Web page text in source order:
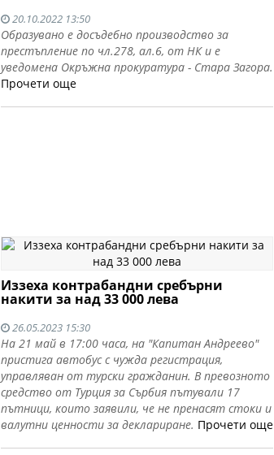
20.10.2022 13:50
Образувано е досъдебно производство за
престъпление по чл.278, ал.6, от НК и е
уведомена Окръжна прокуратура - Стара Загора.
Прочети още
Иззеха контрабандни сребърни
накити за над 33 000 лева
26.05.2023 15:30
На 21 май в 17:00 часа, на "Капитан Андреево"
пристига автобус с чужда регистрация,
управляван от турски гражданин. В превозното
средство от Турция за Сърбия пътували 17
пътници, които заявили, че не пренасят стоки и
валутни ценности за деклариране. Прочети още